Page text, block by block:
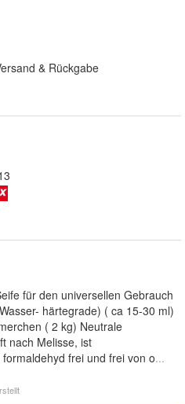
& Rückgabe
für den universellen Gebrauch
härtegrade) ( ca 15-30 ml)
( 2 kg) Neutrale
nach Melisse, ist
frei und frei von o...